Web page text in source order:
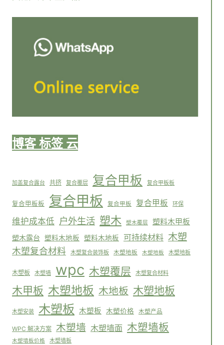
博客 标签 云
加盖复合露台 共挤 复合覆层 复合甲板 复合甲板板
复合甲板板 复合甲板 复合甲板 复合甲板 环保
维护成本低 户外生活 塑木 塑木覆层 塑料木甲板
塑木露台 塑料木地板 塑料木地板 可持续材料 木塑
木塑复合材料 木塑复合装饰板 木塑地板 木塑地板 木塑地板
木塑板 木塑墙 wpc 木塑覆层 木塑复合材料
木甲板 木塑地板 木地板 木塑地板
木塑安装 木塑板 木塑板 木塑价格 木塑产品
WPC 解决方案 木塑墙 木塑墙面 木塑墙板
木塑墙板价格 木塑墙板